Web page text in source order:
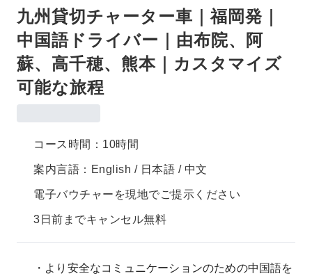
九州貸切チャーター車｜福岡発｜
中国語ドライバー｜由布院、阿
蘇、高千穂、熊本｜カスタマイズ
可能な旅程
コース時間：10時間
案内言語：English / 日本語 / 中文
電子バウチャーを現地でご提示ください
3日前までキャンセル無料
・より安全なコミュニケーションのための中国語を